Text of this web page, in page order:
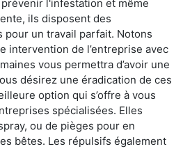
l'infestation et même
ils disposent des
pour un travail parfait. Notons
intervention de l’entreprise avec
vous permettra d’avoir une
désirez une éradication de ces
option qui s’offre à vous
spécialisées. Elles
ou de pièges pour en
bêtes. Les répulsifs également